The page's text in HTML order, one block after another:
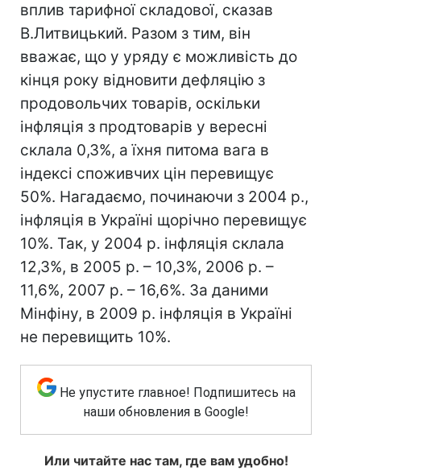
вплив тарифної складової, сказав
В.Литвицький. Разом з тим, він
вважає, що у уряду є можливість до
кінця року відновити дефляцію з
продовольчих товарів, оскільки
інфляція з продтоварів у вересні
склала 0,3%, а їхня питома вага в
індексі споживчих цін перевищує
50%. Нагадаємо, починаючи з 2004 р.,
інфляція в Україні щорічно перевищує
10%. Так, у 2004 р. інфляція склала
12,3%, в 2005 р. – 10,3%, 2006 р. –
11,6%, 2007 р. – 16,6%. За даними
Мінфіну, в 2009 р. інфляція в Україні
не перевищить 10%.
Не упустите главное! Подпишитесь на
наши обновления в Google!
Или читайте нас там, где вам удобно!